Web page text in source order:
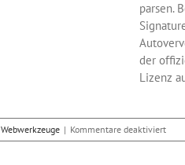
parsen.
der
Lizenz
Webwerkzeuge | Kommentare deaktiviertfür